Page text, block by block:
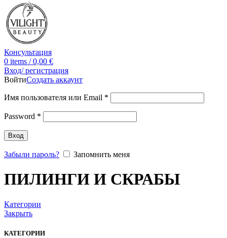
Консультация
0 items / 0,00 €
Вход/ регистрация
ВойтиСоздать аккаунт
Имя пользователя или Email *
Password *
Вход
Забыли пароль? Запомнить меня
ПИЛИНГИ И СКРАБЫ
Категории
Закрыть
КАТЕГОРИИ